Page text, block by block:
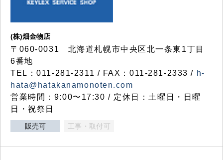
(株)畑金物店
〒060-0031 北海道札幌市中央区北一条東1丁目
6番地
TEL：011-281-2311 / FAX：011-281-2333 / h-
hata@hatakanamonoten.com
営業時間：9:00〜17:30 / 定休日：土曜日・日曜
日・祝祭日
販売可 工事・取付可